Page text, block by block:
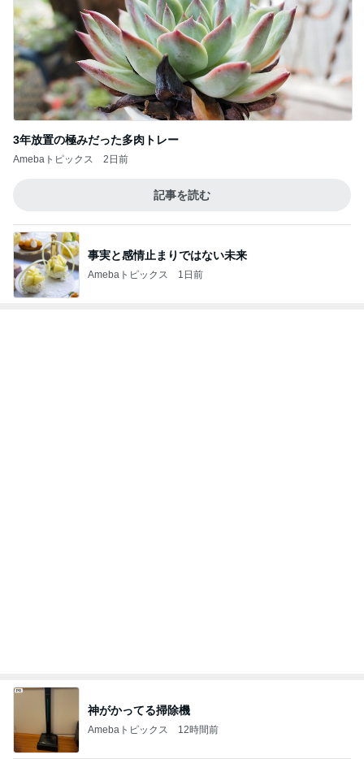
58%オフで買える豪華すぎるセット
Amebaトピックス 1日前
おもてなし一品に決定した鱒寿司
Amebaトピックス 1日前
パパが買う三女の希望のピアノ
Amebaトピックス 1日前
台湾で外国人が持つ高いハードル
Amebaトピックス 1日前